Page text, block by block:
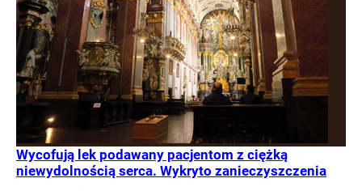
Wycofują lek podawany pacjentom z ciężką
niewydolnością serca. Wykryto zanieczyszczenia